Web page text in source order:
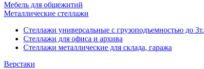
Мебель для общежитий
Металлические стеллажи
Стеллажи универсальные с грузоподъемностью до 3т.
Стеллажи для офиса и архива
Стеллажи металлические для склада, гаража
Верстаки